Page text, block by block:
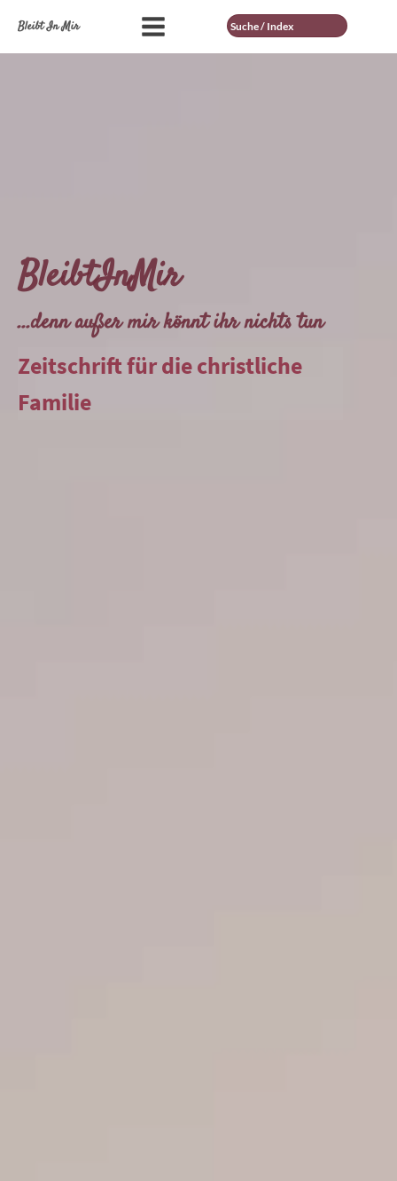
Bleibt In Mir Suche
BleibtInMir
...denn außer mir könnt ihr nichts tun
Zeitschrift für die christliche
Familie